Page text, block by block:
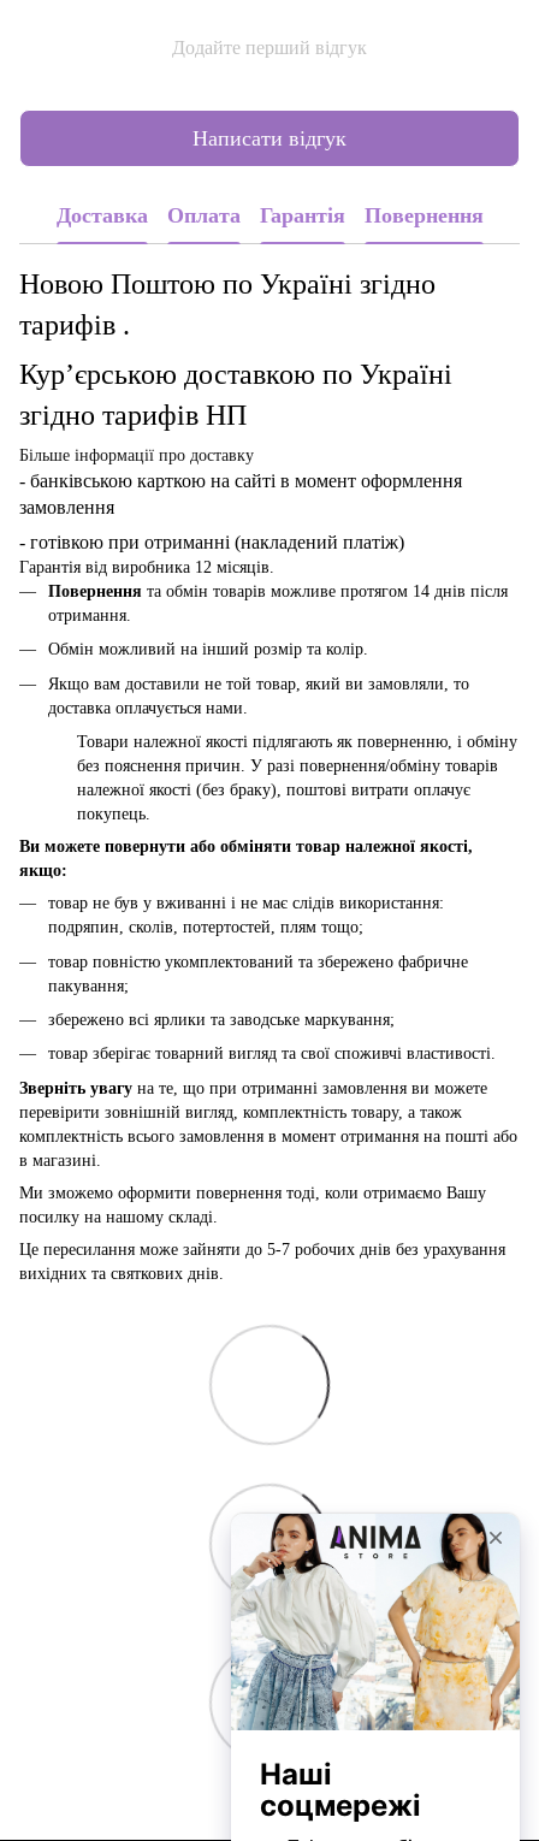
Додайте перший відгук
Написати відгук
Доставка Оплата Гарантія Повернення
Новою Поштою по Україні згідно
тарифів .
Кур’єрською доставкою по Україні
згідно тарифів НП
Більше інформації про доставку
- банківською карткою на сайті в момент оформлення
замовлення
- готівкою при отриманні (накладений платіж)
Гарантія від виробника 12 місяців.
Повернення та обмін товарів можливе протягом 14 днів після
отримання.
Обмін можливий на інший розмір та колір.
Якщо вам доставили не той товар, який ви замовляли, то
доставка оплачується нами.
Товари належної якості підлягають як поверненню, і обміну
без пояснення причин. У разі повернення/обміну товарів
належної якості (без браку), поштові витрати оплачує
покупець.
Ви можете повернути або обміняти товар належної якості,
якщо:
товар не був у вживанні і не має слідів використання:
подряпин, сколів, потертостей, плям тощо;
товар повністю укомплектований та збережено фабричне
пакування;
збережено всі ярлики та заводське маркування;
товар зберігає товарний вигляд та свої споживчі властивості.
Зверніть увагу на те, що при отриманні замовлення ви можете
перевірити зовнішній вигляд, комплектність товару, а також
комплектність всього замовлення в момент отримання на пошті або
в магазині.
Ми зможемо оформити повернення тоді, коли отримаємо Вашу
посилку на нашому складі.
Це пересилання може зайняти до 5-7 робочих днів без урахування
вихідних та святкових днів.